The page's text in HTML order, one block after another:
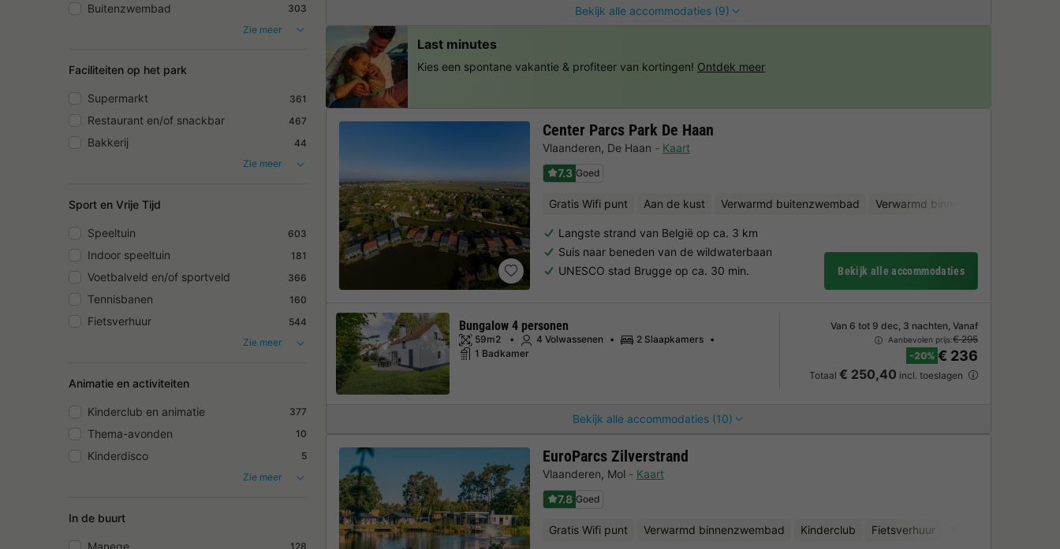
Buitenzwembad
303
Zie meer
Faciliteiten op het park
Supermarkt 361
Restaurant en/of snackbar 467
Bakkerij
44
Zie meer
Sport en Vrije Tijd
Speeltuin 603
Indoor speeltuin 181
Voetbalveld en/of sportveld 366
Tennisbanen 160
Fietsverhuur
544
Zie meer
Animatie en activiteiten
Kinderclub en animatie 377
Thema-avonden 10
Kinderdisco
5
Zie meer
In de buurt
Manege 128
Bekijk alle accommodaties (9)
Center Parcs Park De Haan
Vlaanderen, De Haan
Kaart
7.3 Goed
Gratis Wifi punt Aan de kust Verwarmd buitenzwembad Verwarmd binnenzwembad
Langste strand van België op ca. 3 km
Suis naar beneden van de wildwaterbaan
UNESCO stad Brugge op ca. 30 min.
Bekijk alle accommodaties
Bekijk alle accommodaties (10)
Bungalow 4 personen
59m2 4 Volwassenen
2 Slaapkamers
1 Badkamer
Van 6 tot 9 dec, 3 nachten, Vanaf
Aanbevolen prijs:€ 295
-20% € 236
Totaal € 250,40 incl. toeslagen
EuroParcs Zilverstrand
Vlaanderen, Mol
Kaart
7.8 Goed
Gratis Wifi punt Verwarmd binnenzwembad Kinderclub Fietsverhuur
Last minutes
Kies een spontane vakantie & profiteer van kortingen! Ontdek meer